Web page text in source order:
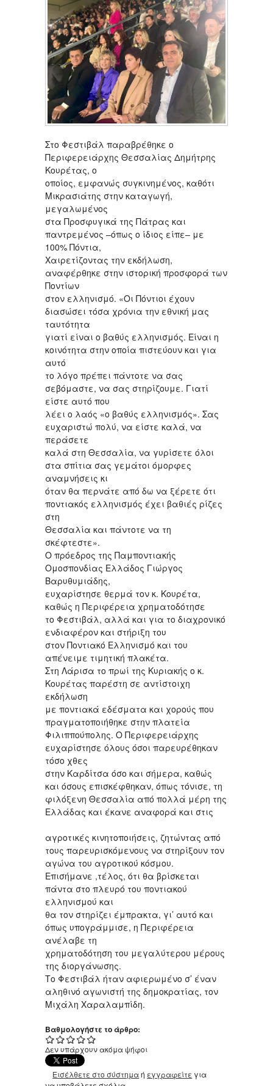
Στο Φεστιβάλ παραβρέθηκε ο
Περιφερειάρχης Θεσσαλίας Δημήτρης
Κουρέτας, ο
οποίος, εμφανώς συγκινημένος, καθότι
Μικρασιάτης στην καταγωγή,
μεγαλωμένος
στα Προσφυγικά της Πάτρας και
παντρεμένος –όπως ο ίδιος είπε– με
100% Πόντια,
Χαιρετίζοντας την εκδήλωση,
αναφέρθηκε στην ιστορική προσφορά των
Ποντίων
στον ελληνισμό. «Οι Πόντιοι έχουν
διασώσει τόσα χρόνια την εθνική μας
ταυτότητα
γιατί είναι ο βαθύς ελληνισμός. Είναι η
κοινότητα στην οποία πιστεύουν και για
αυτό
το λόγο πρέπει πάντοτε να σας
σεβόμαστε, να σας στηρίζουμε. Γιατί
είστε αυτό που
λέει ο λαός «ο βαθύς ελληνισμός». Σας
ευχαριστώ πολύ, να είστε καλά, να
περάσετε
καλά στη Θεσσαλία, να γυρίσετε όλοι
στα σπίτια σας γεμάτοι όμορφες
αναμνήσεις κι
όταν θα περνάτε από δω να ξέρετε ότι
ποντιακός ελληνισμός έχει βαθιές ρίζες
στη
Θεσσαλία και πάντοτε να τη
σκέφτεστε».
Ο πρόεδρος της Παμποντιακής
Ομοσπονδίας Ελλάδος Γιώργος
Βαρυθυμιάδης,
ευχαρίστησε θερμά τον κ. Κουρέτα,
καθώς η Περιφέρεια χρηματοδότησε
το Φεστιβάλ, αλλά και για το διαχρονικό
ενδιαφέρον και στήριξη του
στον Ποντιακό Ελληνισμό και του
απένειμε τιμητική πλακέτα.
Στη Λάρισα το πρωί της Κυριακής ο κ.
Κουρέτας παρέστη σε αντίστοιχη
εκδήλωση
με ποντιακά εδέσματα και χορούς που
πραγματοποιήθηκε στην πλατεία
Φιλιππούπολης. Ο Περιφερειάρχης
ευχαρίστησε όλους όσοι παρευρέθηκαν
τόσο χθες
στην Καρδίτσα όσο και σήμερα, καθώς
και όσους επισκέφθηκαν, όπως τόνισε, τη
φιλόξενη Θεσσαλία από πολλά μέρη της
Ελλάδας και έκανε αναφορά και στις
αγροτικές κινητοποιήσεις, ζητώντας από
τους παρευρισκόμενους να στηρίξουν τον
αγώνα του αγροτικού κόσμου.
Επισήμανε ,τέλος, ότι θα βρίσκεται
πάντα στο πλευρό του ποντιακού
ελληνισμού και
θα τον στηρίζει έμπρακτα, γι’ αυτό και
όπως υπογράμμισε, η Περιφέρεια
ανέλαβε τη
χρηματοδότηση του μεγαλύτερου μέρους
της διοργάνωσης.
Το Φεστιβάλ ήταν αφιερωμένο σ’ έναν
αληθινό αγωνιστή της δημοκρατίας, τον
Μιχάλη Χαραλαμπίδη.
Βαθμολογήστε το άρθρο:
Δεν υπάρχουν ακόμα ψήφοι
Εισέλθετε στο σύστημαή εγγραφείτε για